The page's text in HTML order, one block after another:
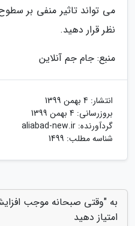
می تواند تاثیر منفی بر
نظر قرار دهید.
منبع: جام جم آنلاین
انتشار: 4 بهمن 1399
بروزرسانی: 4 بهمن 1399
گردآورنده: aliabad-new.ir
شناسه مطلب: 1499
به "وقتی صبحانه موجب
امتیاز دهید